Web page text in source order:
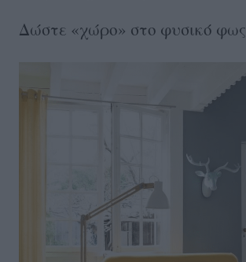
Δώστε «χώρο» στο φυσικό φως